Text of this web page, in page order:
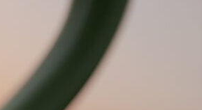
शालीन व्यक्तित्व, सबल नेतृत्व